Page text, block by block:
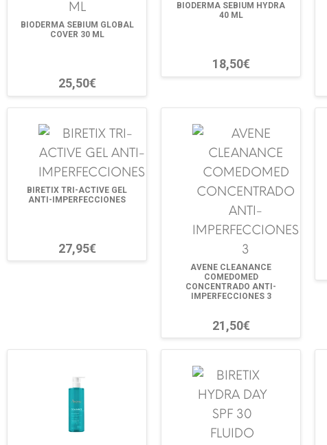
BIODERMA SEBIUM GLOBAL
COVER 30 ML
25,50€
BIODERMA SEBIUM HYDRA
40 ML
18,50€
BIRETIX TRI-ACTIVE GEL
ANTI-IMPERFECCIONES
27,95€
AVENE CLEANANCE
COMEDOMED
CONCENTRADO ANTI-
IMPERFECCIONES 3
21,50€